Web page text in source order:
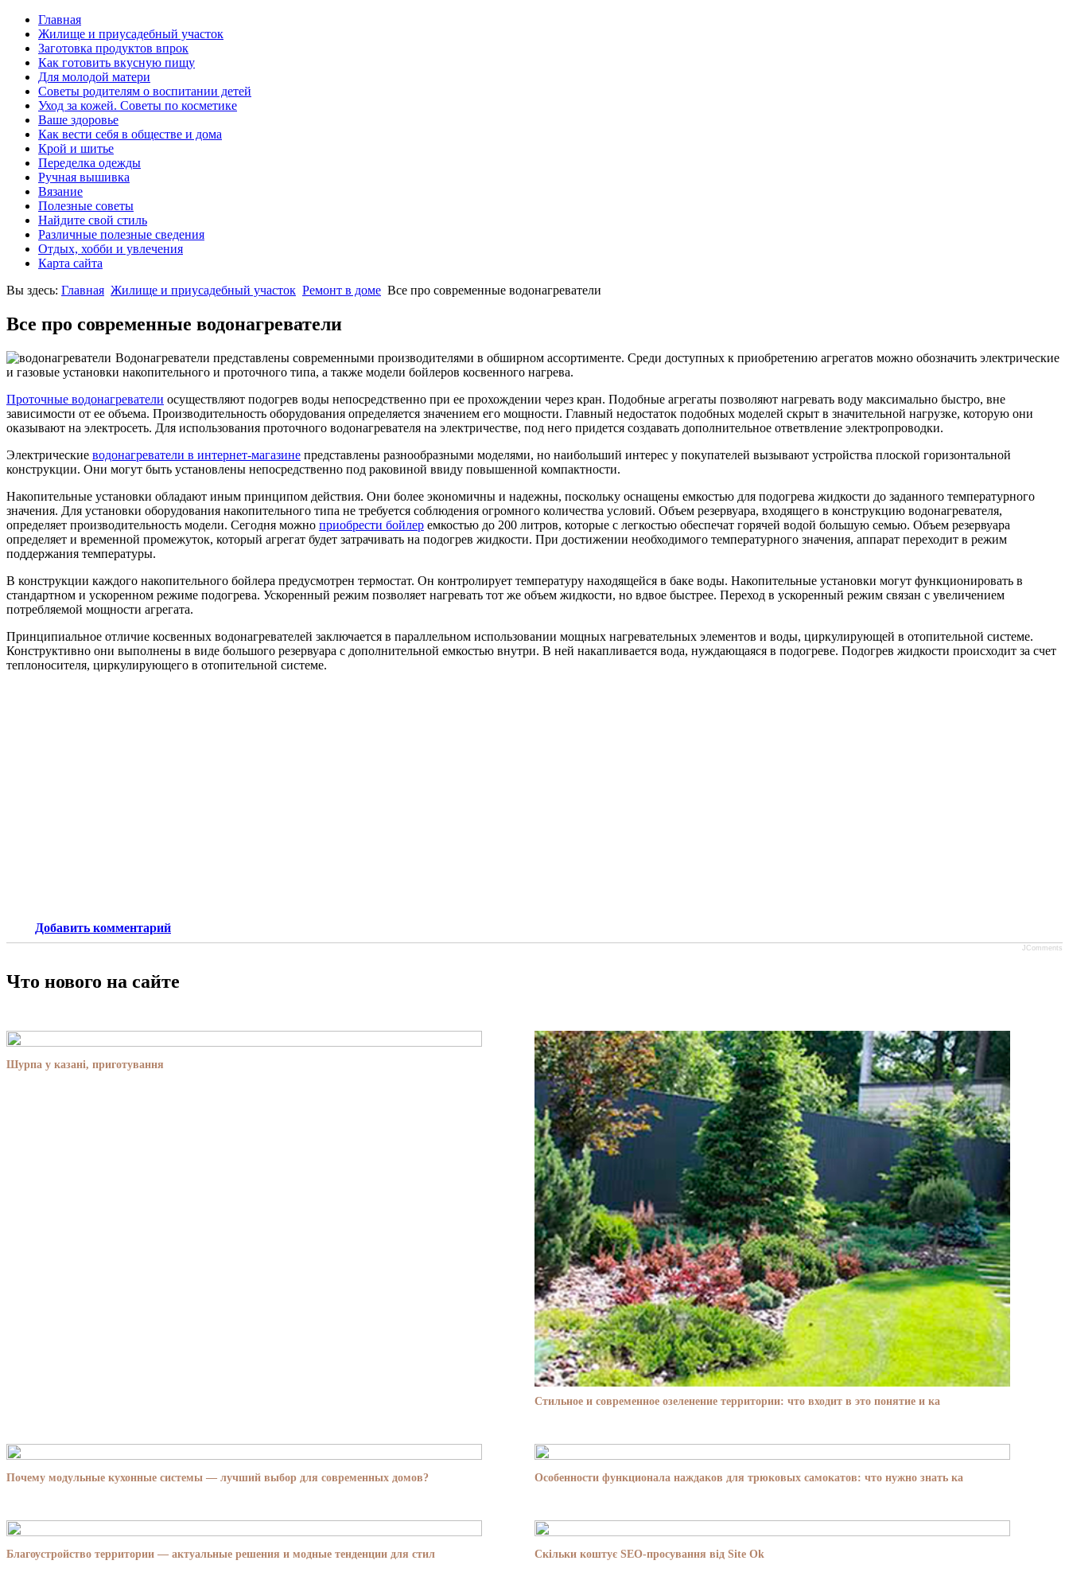
Главная
Жилище и приусадебный участок
Заготовка продуктов впрок
Как готовить вкусную пищу
Для молодой матери
Советы родителям о воспитании детей
Уход за кожей. Советы по косметике
Ваше здоровье
Как вести себя в обществе и дома
Крой и шитье
Переделка одежды
Ручная вышивка
Вязание
Полезные советы
Найдите свой стиль
Различные полезные сведения
Отдых, хобби и увлечения
Карта сайта
Вы здесь: Главная Жилище и приусадебный участок Ремонт в доме Все про современные водонагреватели
Все про современные водонагреватели
Водонагреватели представлены современными производителями в обширном ассортименте. Среди доступных к приобретению агрегатов можно обозначить электрические
и газовые установки накопительного и проточного типа, а также модели бойлеров косвенного нагрева.
Проточные водонагреватели осуществляют подогрев воды непосредственно при ее прохождении через кран. Подобные агрегаты позволяют нагревать воду максимально быстро, вне
зависимости от ее объема. Производительность оборудования определяется значением его мощности. Главный недостаток подобных моделей скрыт в значительной нагрузке, которую они
оказывают на электросеть. Для использования проточного водонагревателя на электричестве, под него придется создавать дополнительное ответвление электропроводки.
Электрические водонагреватели в интернет-магазине представлены разнообразными моделями, но наибольший интерес у покупателей вызывают устройства плоской горизонтальной
конструкции. Они могут быть установлены непосредственно под раковиной ввиду повышенной компактности.
Накопительные установки обладают иным принципом действия. Они более экономичны и надежны, поскольку оснащены емкостью для подогрева жидкости до заданного температурного
значения. Для установки оборудования накопительного типа не требуется соблюдения огромного количества условий. Объем резервуара, входящего в конструкцию водонагревателя,
определяет производительность модели. Сегодня можно приобрести бойлер емкостью до 200 литров, которые с легкостью обеспечат горячей водой большую семью. Объем резервуара
определяет и временной промежуток, который агрегат будет затрачивать на подогрев жидкости. При достижении необходимого температурного значения, аппарат переходит в режим
поддержания температуры.
В конструкции каждого накопительного бойлера предусмотрен термостат. Он контролирует температуру находящейся в баке воды. Накопительные установки могут функционировать в
стандартном и ускоренном режиме подогрева. Ускоренный режим позволяет нагревать тот же объем жидкости, но вдвое быстрее. Переход в ускоренный режим связан с увеличением
потребляемой мощности агрегата.
Принципиальное отличие косвенных водонагревателей заключается в параллельном использовании мощных нагревательных элементов и воды, циркулирующей в отопительной системе.
Конструктивно они выполнены в виде большого резервуара с дополнительной емкостью внутри. В ней накапливается вода, нуждающаяся в подогреве. Подогрев жидкости происходит за счет
теплоносителя, циркулирующего в отопительной системе.
Добавить комментарий
JComments
Что нового на сайте
Шурпа у казані, приготування
Стильное и современное озеленение территории: что входит в это понятие и ка
Почему модульные кухонные системы — лучший выбор для современных домов? Особенности функционала наждаков для трюковых самокатов: что нужно знать ка
Благоустройство территории — актуальные решения и модные тенденции для стил Скільки коштує SEO-просування від Site Ok